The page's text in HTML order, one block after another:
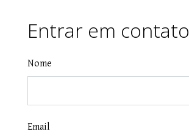
Entrar em contato
Nome
Email